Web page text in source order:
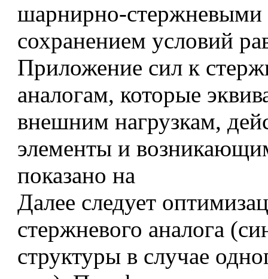
шарнирно-стержневыми
сохранением условий
Приложение сил к
аналогам, которые
внешним нагрузкам,
элементы и
показано на
Далее следует
стержневого аналога
структуры в случае